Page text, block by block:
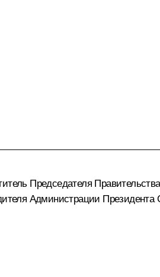
Председателя
Администрации Президента